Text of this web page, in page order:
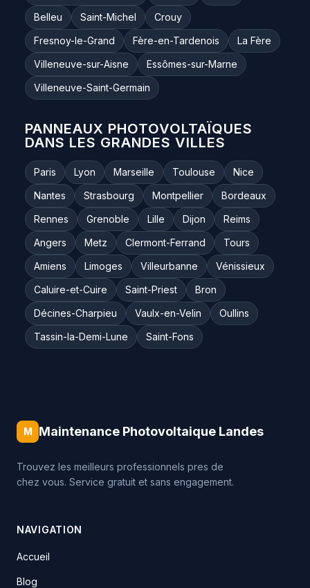
Belleu
Saint-Michel
Crouy
Fresnoy-le-Grand
Fère-en-Tardenois
La Fère
Villeneuve-sur-Aisne
Essômes-sur-Marne
Villeneuve-Saint-Germain
PANNEAUX PHOTOVOLTAÏQUES
DANS LES GRANDES VILLES
Paris Lyon Marseille Toulouse
Nice
Nantes
Strasbourg Montpellier
Bordeaux
Rennes
Grenoble Lille Dijon
Reims
Angers
Metz Clermont-Ferrand
Tours
Amiens
Limoges Villeurbanne
Vénissieux
Caluire-et-Cuire
Saint-Priest
Bron
Décines-Charpieu
Vaulx-en-Velin
Oullins
Tassin-la-Demi-Lune
Saint-Fons
M Maintenance Photovoltaique Landes
Trouvez les meilleurs professionnels pres de
chez vous. Service gratuit et sans engagement.
NAVIGATION
Accueil
Blog